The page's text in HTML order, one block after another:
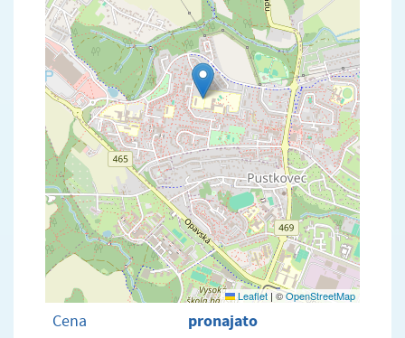
Leaflet |©OpenStreetMap
Cena pronajato